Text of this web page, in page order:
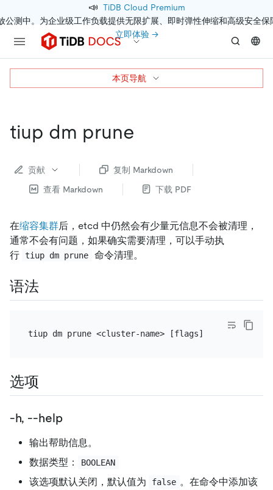
📣 TiDB Cloud Premium
公测中。为企业级工作负载提供无限扩展、即时弹性伸缩和高级安全保
立即体验 →
tiup dm prune
贡献
复制 Markdown
查看 Markdown
下载 PDF
在缩容集群后，etcd 中仍然会有少量元信息不会被清理，
通常不会有问题，如果确实需要清理，可以手动执
行 tiup dm prune 命令清理。
语法
选项
-h, --help
输出帮助信息。
数据类型：
BOOLEAN
该选项默认关闭，默认值为 false 。在命令中添加该
本页导航